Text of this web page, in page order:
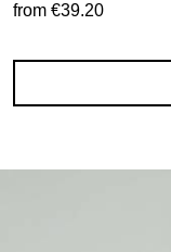
from €39.20